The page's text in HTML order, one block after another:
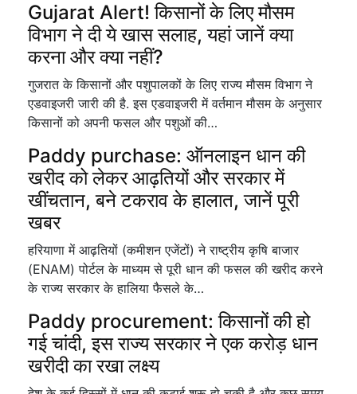
Gujarat Alert! किसानों के लिए मौसम
विभाग ने दी ये खास सलाह, यहां जानें क्या
करना और क्या नहीं?
गुजरात के किसानों और पशुपालकों के लिए राज्य मौसम विभाग ने
एडवाइजरी जारी की है. इस एडवाइजरी में वर्तमान मौसम के अनुसार
किसानों को अपनी फसल और पशुओं की…
Paddy purchase: ऑनलाइन धान की
खरीद को लेकर आढ़तियों और सरकार में
खींचतान, बने टकराव के हालात, जानें पूरी
खबर
हरियाणा में आढ़तियों (कमीशन एजेंटों) ने राष्ट्रीय कृषि बाजार
(ENAM) पोर्टल के माध्यम से पूरी धान की फसल की खरीद करने
के राज्य सरकार के हालिया फैसले के…
Paddy procurement: किसानों की हो
गई चांदी, इस राज्य सरकार ने एक करोड़ धान
खरीदी का रखा लक्ष्य